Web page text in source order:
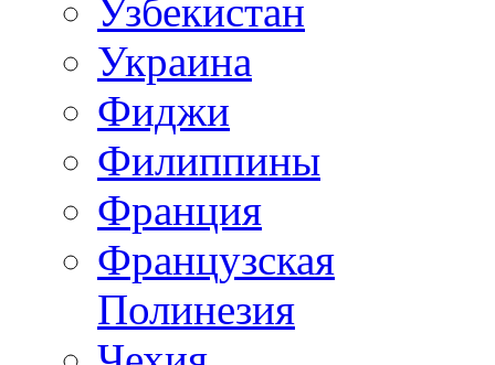
Узбекистан
Украина
Фиджи
Филиппины
Франция
Французская
Полинезия